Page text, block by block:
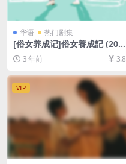
华语 热门剧集
[俗女养成记]俗女養成記 (201
9)[百度网盘+迅雷云盘+阿里云
盘资源1080P超清未删减][MP
3 年前 3.8
VIP